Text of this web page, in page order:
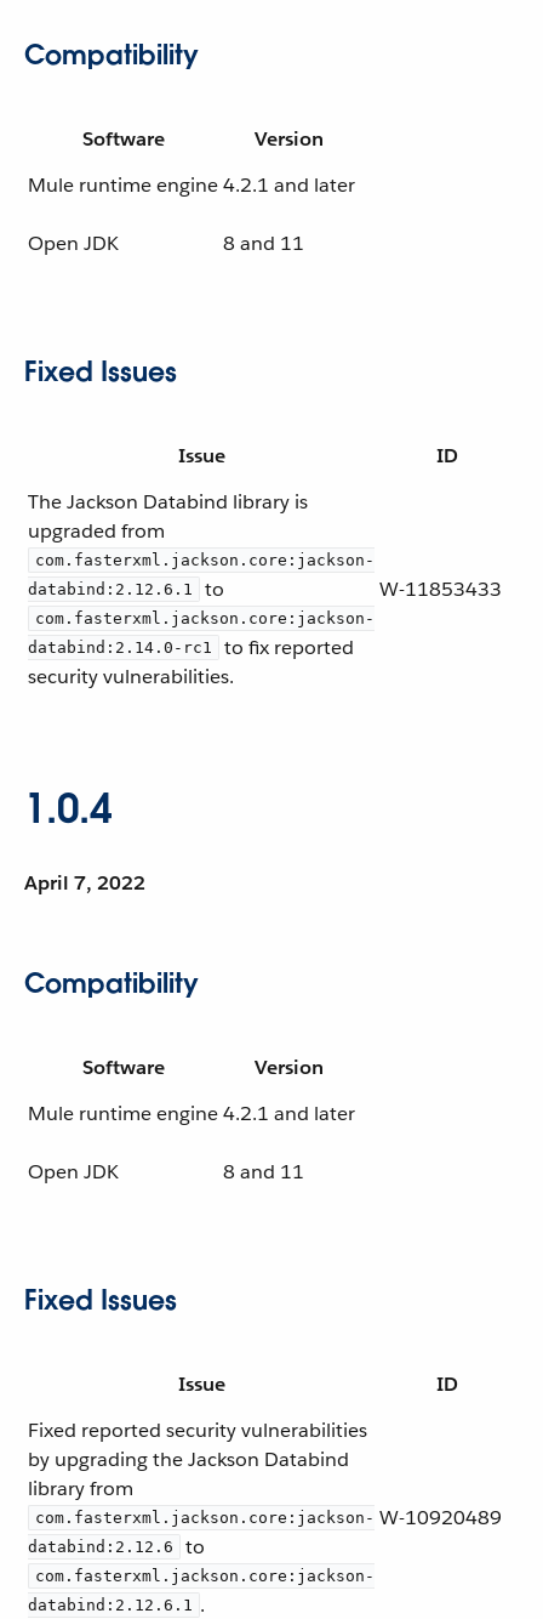
Compatibility
Software
Version
Mule runtime engine4.2.1 and later
Open JDK 8 and 11
Fixed Issues
Issue
ID
The Jackson Databind library is
upgraded from
com.fasterxml.jackson.core:jackson-
databind:2.12.6.1
to
com.fasterxml.jackson.core:jackson-
databind:2.14.0-rc1
to fix reported
security vulnerabilities.
W-11853433
1.0.4
April 7, 2022
Compatibility
Software
Version
Mule runtime engine4.2.1 and later
Open JDK 8 and 11
Fixed Issues
Issue
ID
Fixed reported security vulnerabilities
by upgrading the Jackson Databind
library from
com.fasterxml.jackson.core:jackson-
databind:2.12.6
to
com.fasterxml.jackson.core:jackson-
databind:2.12.6.1 .
W-10920489